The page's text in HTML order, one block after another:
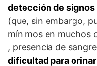
detección de
(que, sin embargo,
mínimos en muchos
, presencia de
dificultad para orinar